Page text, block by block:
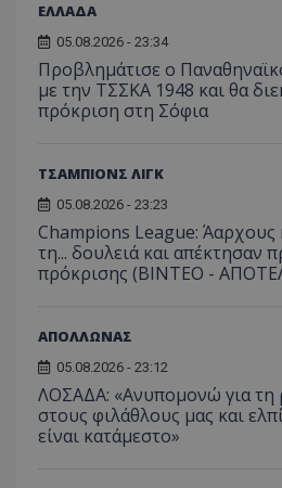
ΕΛΛΑΔΑ
05.08.2026 - 23:34
Προβλημάτισε ο
με την ΤΣΣΚΑ 1948 και θα
πρόκριση στη Σόφια
ΤΣΑΜΠΙΟΝΣ ΛΙΓΚ
05.08.2026 - 23:23
Champions League: Άαρχους
τη... δουλειά και απέκτησαν
πρόκρισης (ΒΙΝΤΕΟ -
ΑΠΟΛΛΩΝΑΣ
05.08.2026 - 23:12
ΛΟΣΑΔΑ: «Ανυπομονώ για τη
στους φιλάθλους μας και
είναι κατάμεστο»